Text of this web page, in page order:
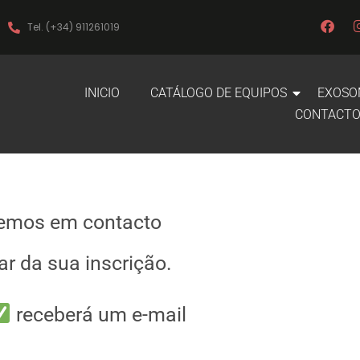
Tel. (+34) 911261019
F
c
o
o
k
r
a
INICIO CATÁLOGO DE EQUIPOS
CONTACTO
em contacto
da sua inscrição.
receberá um e-mail